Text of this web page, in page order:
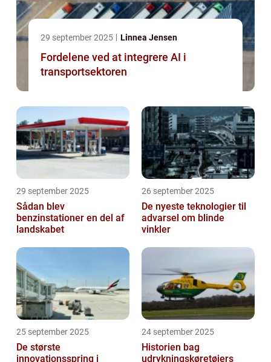
29 september 2025 Linnea Jensen
Fordelene ved at integrere AI i
transportsektoren
29 september 2025
Sådan blev
benzinstationer en del af
landskabet
26 september 2025
De nyeste teknologier til
advarsel om blinde
vinkler
25 september 2025
De største
innovationsspring i
24 september 2025
Historien bag
udrykningskøretøjers